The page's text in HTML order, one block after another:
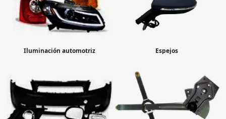
Iluminación automotriz Espejos